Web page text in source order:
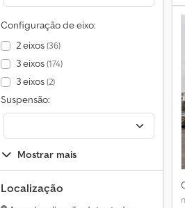
Configuração de eixo:
2 eixos(36)
3 eixos(174)
3 eixos(2)
Suspensão:
Mostrar mais
Localização